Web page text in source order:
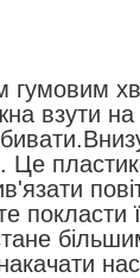
гумовим
взути на
Це
покласти